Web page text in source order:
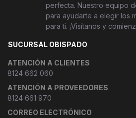
perfecta. Nuestro equipo
para ayudarte a elegir los
para ti. ¡Visítanos y
SUCURSAL OBISPADO
ATENCIÓN A CLIENTES
8124 662 060
ATENCIÓN A PROVEEDORES
8124 661 970
CORREO ELECTRÓNICO